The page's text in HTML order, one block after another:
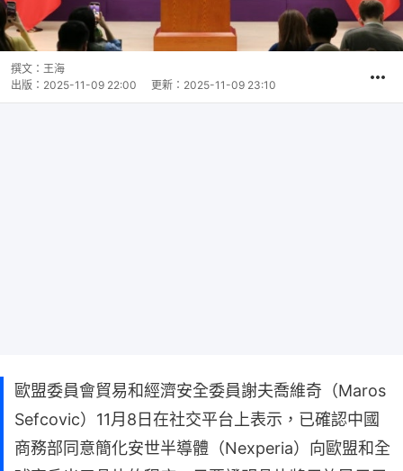
撰文： 王海
出版： 2025-11-09 22:00 更新： 2025-11-09 23:10
歐盟委員會貿易和經濟安全委員謝夫喬維奇（Maros
Sefcovic）11月8日在社交平台上表示，已確認中國
商務部同意簡化安世半導體（Nexperia）向歐盟和全